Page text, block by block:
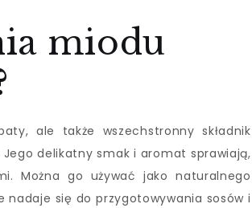
miodu
ale także wszechstronny składnik
delikatny smak i aromat sprawiają,
Można go używać jako naturalnego
nadaje się do przygotowywania sosów i